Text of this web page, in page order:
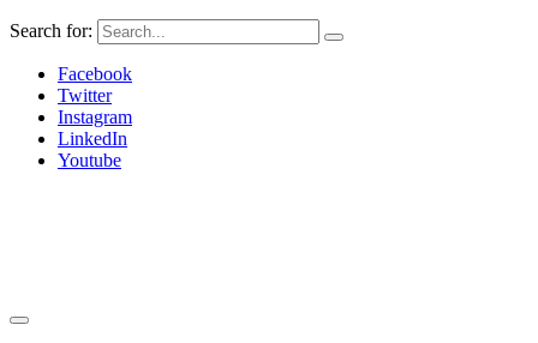
Search for:
Facebook
Twitter
Instagram
LinkedIn
Youtube